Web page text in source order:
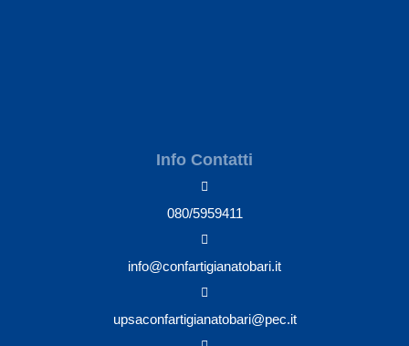
Info Contatti
080/5959411
info@confartigianatobari.it
upsaconfartigianatobari@pec.it